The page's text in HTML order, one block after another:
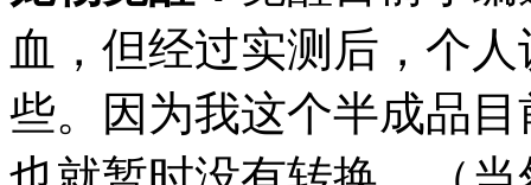
血，但经过实测后，个
些。因为我这个半成品